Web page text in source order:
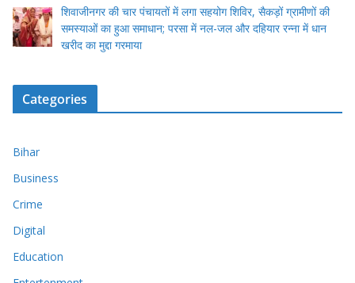
शिवाजीनगर की चार पंचायतों में लगा सहयोग शिविर, सैकड़ों ग्रामीणों की
समस्याओं का हुआ समाधान; परसा में नल-जल और दहियार रन्ना में धान
खरीद का मुद्दा गरमाया
Categories
Bihar
Business
Crime
Digital
Education